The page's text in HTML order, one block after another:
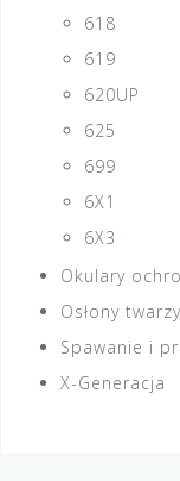
618
619
620UP
625
699
6X1
6X3
Okulary
Osłony twarzy
Spawanie i
X-Generacja